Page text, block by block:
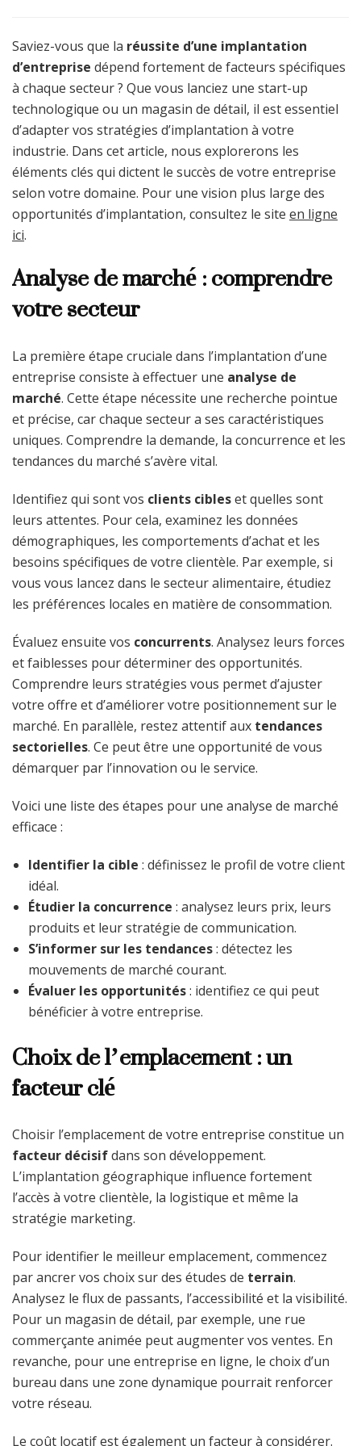
Saviez-vous que la réussite d’une implantation
d’entreprise dépend fortement de facteurs spécifiques
à chaque secteur ? Que vous lanciez une start-up
technologique ou un magasin de détail, il est essentiel
d’adapter vos stratégies d’implantation à votre
industrie. Dans cet article, nous explorerons les
éléments clés qui dictent le succès de votre entreprise
selon votre domaine. Pour une vision plus large des
opportunités d’implantation, consultez le site en ligne
ici.
Analyse de marché : comprendre
votre secteur
La première étape cruciale dans l’implantation d’une
entreprise consiste à effectuer une analyse de
marché. Cette étape nécessite une recherche pointue
et précise, car chaque secteur a ses caractéristiques
uniques. Comprendre la demande, la concurrence et les
tendances du marché s’avère vital.
Identifiez qui sont vos clients cibleset quelles sont
leurs attentes. Pour cela, examinez les données
démographiques, les comportements d’achat et les
besoins spécifiques de votre clientèle. Par exemple, si
vous vous lancez dans le secteur alimentaire, étudiez
les préférences locales en matière de consommation.
Évaluez ensuite vos concurrents. Analysez leurs forces
et faiblesses pour déterminer des opportunités.
Comprendre leurs stratégies vous permet d’ajuster
votre offre et d’améliorer votre positionnement sur le
marché. En parallèle, restez attentif aux tendances
sectorielles. Ce peut être une opportunité de vous
démarquer par l’innovation ou le service.
Voici une liste des étapes pour une analyse de marché
efficace :
Identifier la cible : définissez le profil de votre client
idéal.
Étudier la concurrence : analysez leurs prix, leurs
produits et leur stratégie de communication.
S’informer sur les tendances: détectez les
mouvements de marché courant.
Évaluer les opportunités: identifiez ce qui peut
bénéficier à votre entreprise.
Choix de l’emplacement : un
facteur clé
Choisir l’emplacement de votre entreprise constitue un
facteur décisifdans son développement.
L’implantation géographique influence fortement
l’accès à votre clientèle, la logistique et même la
stratégie marketing.
Pour identifier le meilleur emplacement, commencez
par ancrer vos choix sur des études de terrain.
Analysez le flux de passants, l’accessibilité et la visibilité.
Pour un magasin de détail, par exemple, une rue
commerçante animée peut augmenter vos ventes. En
revanche, pour une entreprise en ligne, le choix d’un
bureau dans une zone dynamique pourrait renforcer
votre réseau.
Le coût locatif est également un facteur à considérer.